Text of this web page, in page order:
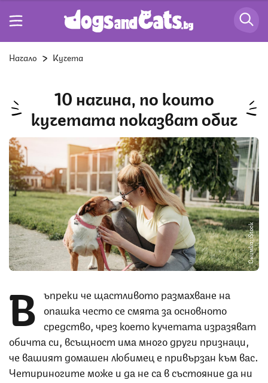
Начало Кучета
10 начина, по които
кучетата показват обич
Снимка: iStock
В ъпреки че щастливото размахване на
опашка често се смята за основното
средство, чрез което кучетата изразяват
обичта си, всъщност има много други признаци,
че вашият домашен любимец е привързан към вас.
Четириногите може и да не са в състояние да ни